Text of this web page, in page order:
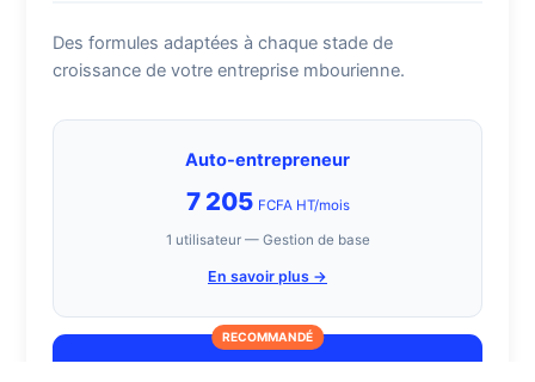
Des formules adaptées à chaque stade de
croissance de votre entreprise mbourienne.
Auto-entrepreneur
7 205 FCFA HT/mois
1 utilisateur — Gestion de base
En savoir plus →
RECOMMANDÉ